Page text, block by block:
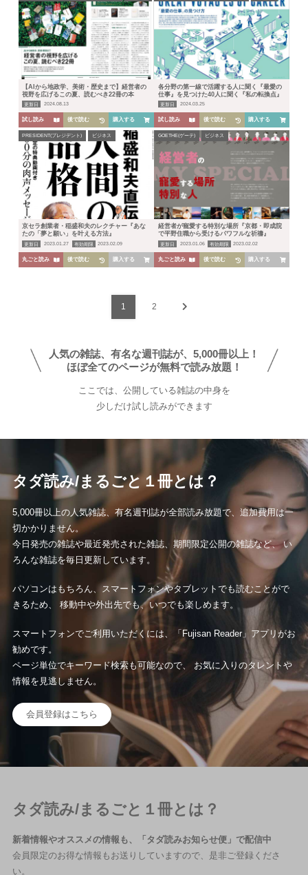
HOME
人気ランキング
カテゴリー
生活 健康 レシピ 旅行 ビジネス
芸能 デジタル ファッション 美容
後から読む
【AIから地政学、美術・歴史まで】経営者の
視野を広げるこの夏、読むべき22冊の本
更新日 2024.08.13
試し読み 後で読む 購入する
各分野の第一線で活躍する人に聞く『最愛の
仕事』を見つけた40人に聞く『私の転換点』
更新日 2024.03.25
試し読み 後で読む 購入する
PRESIDENT(プレジデント) ビジネス
京セラ創業者・稲盛和夫のレクチャー『あな
たの「夢と願い」を叶える方法』
更新日 2023.01.27 有効期限 2023.02.09
丸ごと読み 後で読む 購入する
GOETHE(ゲーテ) ビジネス
経営者が寵愛する特別な場所『京都・即成院
で平野住職から受けるパワフルな祈禱』
更新日 2023.01.06 有効期限 2023.02.02
丸ごと読み 後で読む 購入する
1 2
人気の雑誌、有名な週刊誌が、5,000冊以上！
ほぼ全てのページが無料で読み放題！
ここでは、公開している雑誌の中身を
少しだけ試し読みができます
タダ読み/まるごと１冊とは？
5,000冊以上の人気雑誌、有名週刊誌が全部読み放題で、追加費用は一
切かかりません。
今日発売の雑誌や最近発売された雑誌、期間限定公開の雑誌など、 い
ろんな雑誌を毎日更新しています。
パソコンはもちろん、スマートフォンやタブレットでも読むことがで
きるため、 移動中や外出先でも、いつでも楽しめます。
スマートフォンでご利用いただくには、「Fujisan Reader」アプリがお
勧めです。
ページ単位でキーワード検索も可能なので、 お気に入りのタレントや
情報を見逃しません。
会員登録はこちら
タダ読み/まるごと１冊とは？
新着情報やオススメの情報も、「タダ読みお知らせ便」で配信中
会員限定のお得な情報もお送りしていますので、是非ご登録くださ
い。